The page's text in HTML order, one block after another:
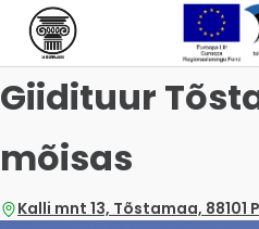
Giidituur
mõisas
Kalli mnt 13, Tõstamaa,